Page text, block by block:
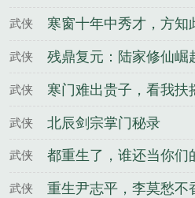
武侠 寒窗十年中秀才，方知
武侠 残鼎复元：陆家修仙崛
武侠 寒门难出贵子，看我扶
武侠 北辰剑宗掌门秘录
武侠 都重生了，谁还当你们
武侠 重生尹志平，李莫愁不